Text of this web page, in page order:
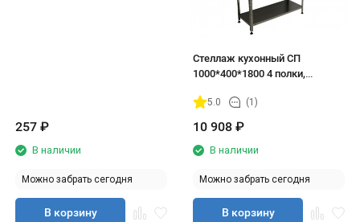
257 ₽
В наличии
Можно забрать сегодня
В корзину
Стеллаж кухонный СП
1000*400*1800 4 полки,
стали
5.0 (1)
10 908 ₽
В наличии
Можно забрать сегодня
В корзину